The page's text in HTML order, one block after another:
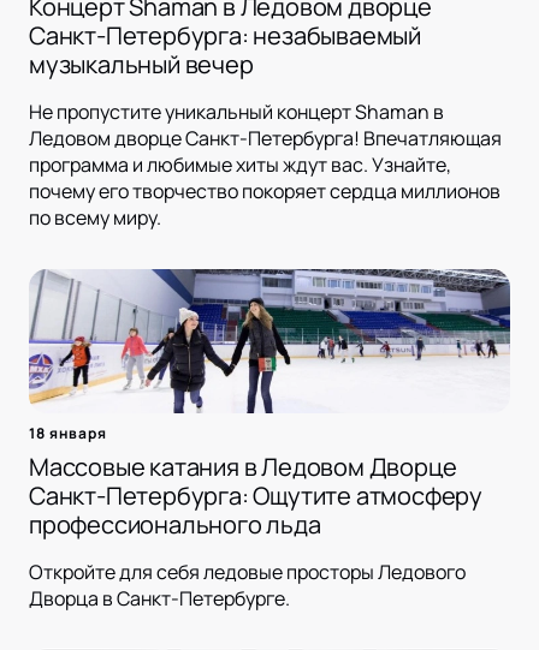
Концерт Shaman в Ледовом дворце
Санкт-Петербурга: незабываемый
музыкальный вечер
Не пропустите уникальный концерт Shaman в
Ледовом дворце Санкт-Петербурга! Впечатляющая
программа и любимые хиты ждут вас. Узнайте,
почему его творчество покоряет сердца миллионов
по всему миру.
18 января
Массовые катания в Ледовом Дворце
Санкт-Петербурга: Ощутите атмосферу
профессионального льда
Откройте для себя ледовые просторы Ледового
Дворца в Санкт-Петербурге.